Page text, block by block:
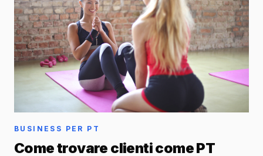
BUSINESS PER PT
Come trovare clienti come PT